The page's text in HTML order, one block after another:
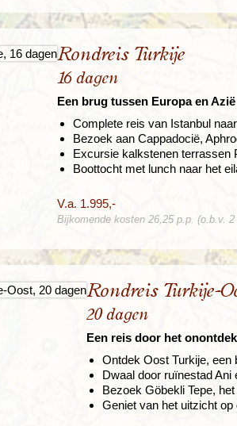
Rondreis Turkije
16 dagen
Een brug tussen Europa en Azië
Complete reis van Istanbul
Bezoek aan Cappadocië,
Excursie kalkstenen terrassen
Boottocht met lunch naar het
V.a. 1.995,-
Bijkomende kosten 26,25 p.p. (o.b.v. 2
Rondreis Turkije-
20 dagen
Een reis door het
Ontdek Oost Turkije, een
Dwaal door ruïnestad
Bezoek Göbekli Tepe,
Geniet van het uitzicht op